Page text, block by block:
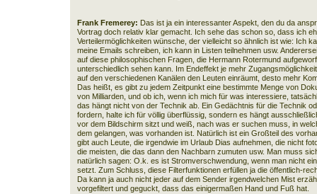
Frank Fremerey: Das ist ja ein interessanter Aspekt, den du da
Vortrag doch relativ klar gemacht. Ich sehe das schon so, dass ich
Verteilermöglichkeiten wünsche, der vielleicht so ähnlich ist wie: Ich
meine Emails schreiben, ich kann in Listen teilnehmen usw.
auf diese philosophischen Fragen, die Hermann Rotermund
unterschiedlich sehen kann. Im Endeffekt je mehr
auf den verschiedenen Kanälen den Leuten einräumt, desto mehr
Das heißt, es gibt zu jedem Zeitpunkt eine bestimmte Menge von
von Milliarden, und ob ich, wenn ich mich für was interessiere,
das hängt nicht von der Technik ab. Ein Gedächtnis für die Technik
fordern, halte ich für völlig überflüssig, sondern es hängt
vor dem Bildschirm sitzt und weiß, nach was er suchen muss, in
dem gelangen, was vorhanden ist. Natürlich ist ein Großteil des
gibt auch Leute, die irgendwie im Urlaub Dias aufnehmen, die nicht
die meisten, die das dann den Nachbarn zumuten usw. Man muss
natürlich sagen: O.k. es ist Stromverschwendung, wenn man nicht
setzt. Zum Schluss, diese Filterfunktionen erfüllen ja die öffentlich-
Da kann ja auch nicht jeder auf dem Sender irgendwelchen Mist
vorgefiltert und geguckt, dass das einigermaßen Hand und Fuß hat.